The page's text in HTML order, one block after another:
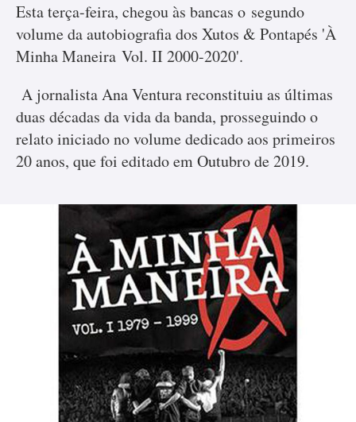
Esta terça-feira, chegou às bancas o segundo
volume da autobiografia dos Xutos & Pontapés 'À
Minha Maneira Vol. II 2000-2020'.
A jornalista Ana Ventura reconstituiu as últimas
duas décadas da vida da banda, prosseguindo o
relato iniciado no volume dedicado aos primeiros
20 anos, que foi editado em Outubro de 2019.